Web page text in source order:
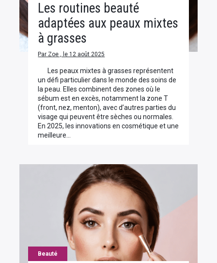
Les routines beauté
adaptées aux peaux mixtes
à grasses
Par Zoe , le 12 août 2025
Les peaux mixtes à grasses représentent
un défi particulier dans le monde des soins de
la peau. Elles combinent des zones où le
sébum est en excès, notamment la zone T
(front, nez, menton), avec d’autres parties du
visage qui peuvent être sèches ou normales.
En 2025, les innovations en cosmétique et une
meilleure…
Beauté